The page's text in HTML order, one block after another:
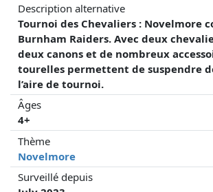
Description alternative
Tournoi des Chevaliers : Novelmore
Burnham Raiders. Avec deux
deux canons et de nombreux
tourelles permettent de suspendre
l’aire de tournoi.
Âges
4+
Thème
Novelmore
Surveillé depuis